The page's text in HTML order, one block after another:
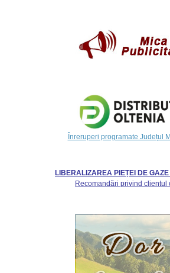
Înreruperi programate Județul
LIBERALIZAREA PIEȚEI DE
Recomandări privind clientul